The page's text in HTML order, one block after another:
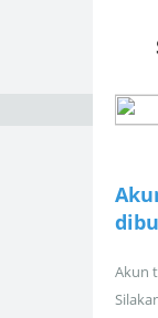
Akun